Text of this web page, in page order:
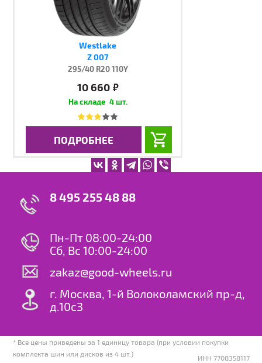
Westlake
Z 007
295/40 R20 110Y
10 660 руб.
4 шт.
ПОДРОБНЕЕ
8 495 255 48 88
Пн-Пт 08:00-24:00
Сб, Вс 10:00-24:00
zakaz@good-wheels.ru
г. Москва, 1-й Волоколамский пр-д,
д.10с3
* Все цены приведены за 1 единицу товара (при условии покупки
комплекта шин или дисков из 4 шт.)
ИНН 7708358117